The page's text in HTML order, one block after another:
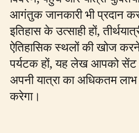
आगंतुक जानकारी भी प्रदान
इतिहास के उत्साही हों,
ऐतिहासिक स्थलों की खोज
पर्यटक हों, यह लेख आपको सेंट
अपनी यात्रा का अधिकतम
करेगा।